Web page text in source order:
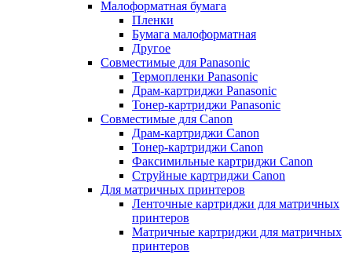
Малоформатная бумага
Пленки
Бумага малоформатная
Другое
Совместимые для Panasonic
Термопленки Panasonic
Драм-картриджи Panasonic
Тонер-картриджи Panasonic
Совместимые для Canon
Драм-картриджи Canon
Тонер-картриджи Canon
Факсимильные картриджи Canon
Струйные картриджи Canon
Для матричных принтеров
Ленточные картриджи для матричных
принтеров
Матричные картриджи для матричных
принтеров